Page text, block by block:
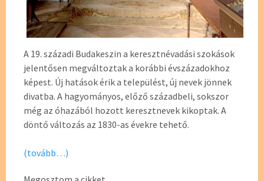
A 19. századi Budakeszin a keresztnévadási szokások
jelentősen megváltoztak a korábbi évszázadokhoz
képest. Új hatások érik a települést, új nevek jönnek
divatba. A hagyományos, előző századbeli, sokszor
még az óhazából hozott keresztnevek kikoptak. A
döntő változás az 1830-as évekre tehető.
(tovább…)